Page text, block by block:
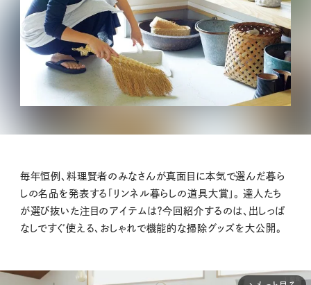
毎年恒例、料理賢者のみなさんが真面目に本気で選んだ暮ら
しの名品を発表する「リンネル暮らしの道具大賞」。 達人たち
が選び抜いた注目のアイテムは？今回紹介するのは、出しっぱ
なしですぐ使える、おしゃれで機能的な掃除グッズを大公開。